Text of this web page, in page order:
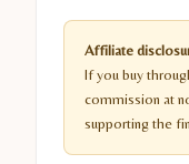
Affiliate
If you buy
commission at
supporting the